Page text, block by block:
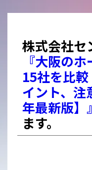
株式会社セ
『大阪の
15社を比
イント、注
年最新版】』
ます。